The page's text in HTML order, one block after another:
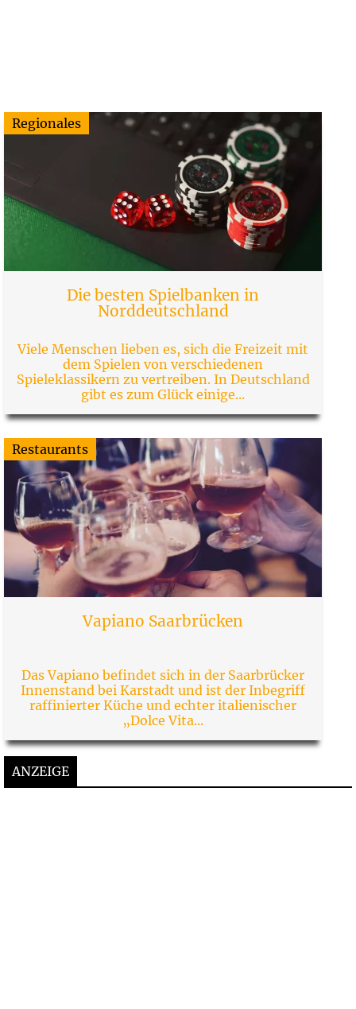
Regionales
Die besten Spielbanken in
Norddeutschland
Viele Menschen lieben es, sich die Freizeit mit
dem Spielen von verschiedenen
Spieleklassikern zu vertreiben. In Deutschland
gibt es zum Glück einige...
Restaurants
Vapiano Saarbrücken
Das Vapiano befindet sich in der Saarbrücker
Innenstand bei Karstadt und ist der Inbegriff
raffinierter Küche und echter italienischer
„Dolce Vita...
ANZEIGE